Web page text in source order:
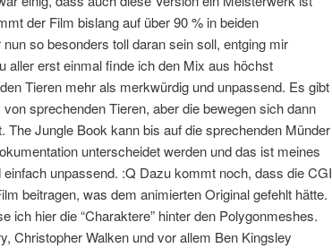
der Film bislang auf über 90 % in beiden
so besonders toll daran sein soll, entging mir
aller erst einmal finde ich den Mix aus höchst
Tieren mehr als merkwürdig und unpassend. Es gibt
sprechenden Tieren, aber die bewegen sich dann
The Jungle Book kann bis auf die sprechenden Münder
unterscheidet werden und das ist meines
unpassend. :Q Dazu kommt noch, dass die CGI
beitragen, was dem animierten Original gefehlt hätte.
ich hier die “Charaktere” hinter den Polygonmeshes.
Christopher Walken und vor allem Ben Kingsley